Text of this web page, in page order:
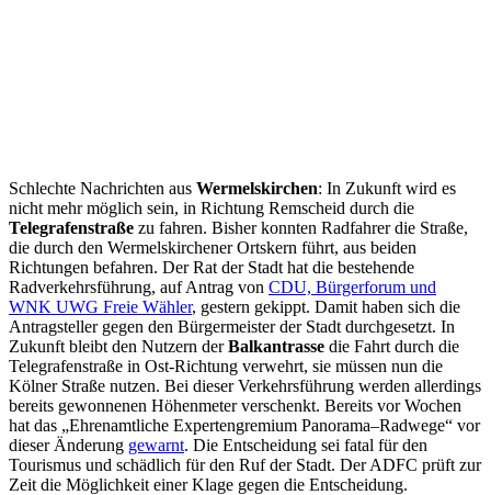
Schlechte Nachrichten aus Wermelskirchen: In Zukunft wird es
nicht mehr möglich sein, in Richtung Remscheid durch die
Telegrafenstraße zu fahren. Bisher konnten Radfahrer die Straße,
die durch den Wermelskirchener Ortskern führt, aus beiden
Richtungen befahren. Der Rat der Stadt hat die bestehende
Radverkehrsführung, auf Antrag von CDU, Bürgerforum und
WNK UWG Freie Wähler, gestern gekippt. Damit haben sich die
Antragsteller gegen den Bürgermeister der Stadt durchgesetzt. In
Zukunft bleibt den Nutzern derBalkantrasse die Fahrt durch die
Telegrafenstraße in Ost-Richtung verwehrt, sie müssen nun die
Kölner Straße nutzen. Bei dieser Verkehrsführung werden allerdings
bereits gewonnenen Höhenmeter verschenkt. Bereits vor Wochen
hat das „Ehrenamtliche Expertengremium Panorama–Radwege“ vor
dieser Änderung gewarnt. Die Entscheidung sei fatal für den
Tourismus und schädlich für den Ruf der Stadt. Der ADFC prüft zur
Zeit die Möglichkeit einer Klage gegen die Entscheidung.